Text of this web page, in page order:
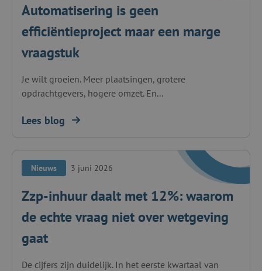
Automatisering is geen
efficiëntieproject maar een marge
vraagstuk
Je wilt groeien. Meer plaatsingen, grotere
opdrachtgevers, hogere omzet. En...
Lees blog
Nieuws 3 juni 2026
Zzp-inhuur daalt met 12%: waarom
de echte vraag niet over wetgeving
gaat
De cijfers zijn duidelijk. In het eerste kwartaal van